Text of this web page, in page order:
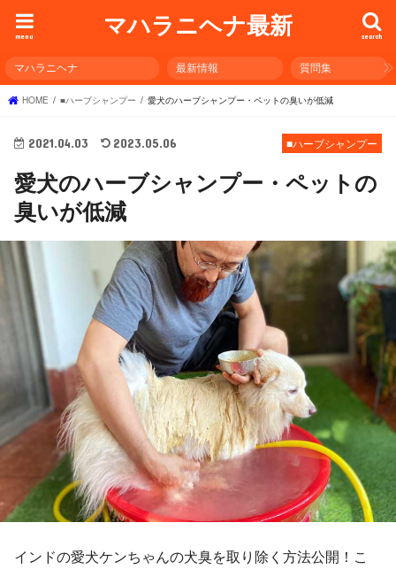
マハラニヘナ最新 search
menu
マハラニヘナ 最新情報 質問集
HOME ■ハーブシャンプー 愛犬のハーブシャンプー・ペットの臭いが低減
■ハーブシャンプー
2021.04.03 2023.05.06
愛犬のハーブシャンプー・ペットの
臭いが低減
インドの愛犬ケンちゃんの犬臭を取り除く方法公開！こ